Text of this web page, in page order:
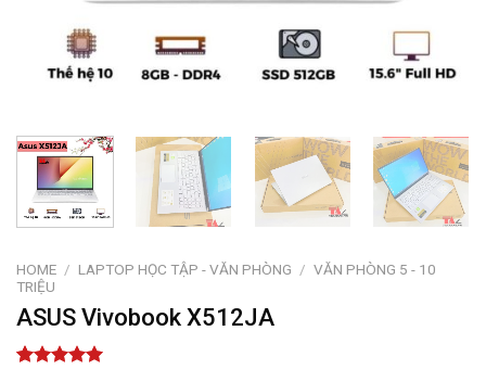
HOME / LAPTOP HỌC TẬP - VĂN PHÒNG / VĂN PHÒNG 5 - 10
TRIỆU
ASUS Vivobook X512JA